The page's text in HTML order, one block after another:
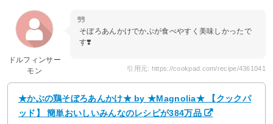
ドルフィンサー
モン
そぼろあんかけでかぶが食べやすく美味しかったで
す❣️
引用元: https://cookpad.com/recipe/4361041
★かぶの鶏そぼろあんかけ★ by ★Magnolia★ 【クックパ
ッド】 簡単おいしいみんなのレシピが384万品